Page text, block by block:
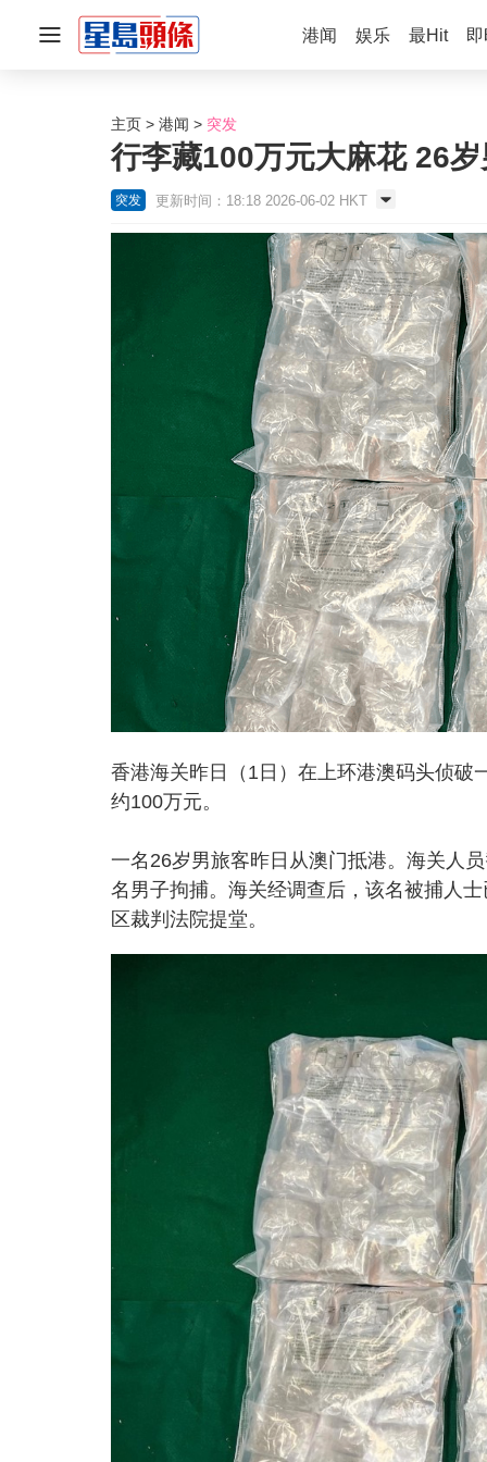
港闻 娱乐 最Hit
主页 港闻 突发
行李藏100万元大麻花 26
突发 更新时间：18:18 2026-06-02 HKT
香港海关昨日（1日）在上环港澳码头侦破
约100万元。
一名26岁男旅客昨日从澳门抵港。海关人
名男子拘捕。海关经调查后，该名被捕人
区裁判法院提堂。